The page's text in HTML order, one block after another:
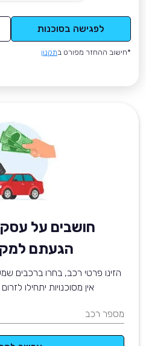
לפגישה בסוכנות
*חישוב ההחזר מפורט בתקנון
חושבים על
הגעתם
הזינו פרטי רכב, בחרו ברכבים
אין מסוכנויות יתחילו
מספר רכב